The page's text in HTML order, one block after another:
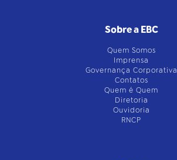
Sobre a EBC
Quem Somos
Imprensa
Governança Corporativa
Contatos
Quem é Quem
Diretoria
Ouvidoria
RNCP